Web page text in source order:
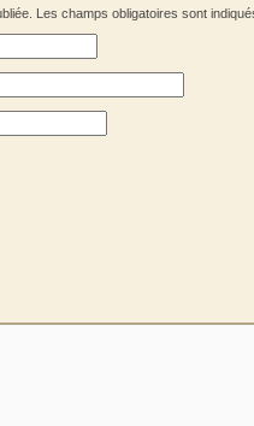
Les champs obligatoires sont